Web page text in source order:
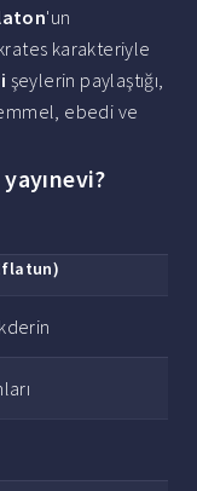
'un
karakteriyle
şeylerin paylaştığı,
ebedi ve